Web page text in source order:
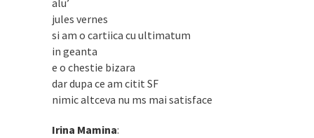
alu’
jules vernes
si am o cartiica cu ultimatum
in geanta
e o chestie bizara
dar dupa ce am citit SF
nimic altceva nu ms mai satisface
Irina Mamina: